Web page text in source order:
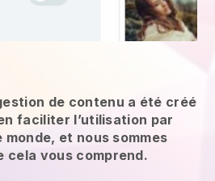
de contenu a été créé
faciliter l’utilisation par
et nous sommes
cela vous comprend.